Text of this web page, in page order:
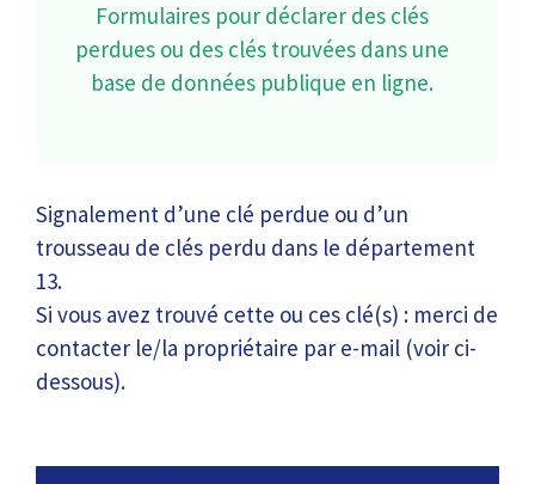
Formulaires pour déclarer des clés
perdues ou des clés trouvées dans une
base de données publique en ligne.
Signalement d’une clé perdue ou d’un
trousseau de clés perdu dans le département
13.
Si vous avez trouvé cette ou ces clé(s) : merci de
contacter le/la propriétaire par e-mail (voir ci-
dessous).